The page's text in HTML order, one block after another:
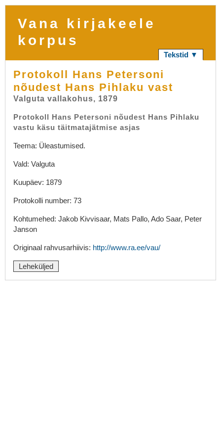
Vana kirjakeele
korpus
Tekstid ▼
Protokoll Hans Petersoni
nõudest Hans Pihlaku vast
Valguta vallakohus, 1879
Protokoll Hans Petersoni nõudest Hans Pihlaku
vastu käsu täitmatajätmise asjas
Teema: Üleastumised.
Vald: Valguta
Kuupäev: 1879
Protokolli number: 73
Kohtumehed: Jakob Kivvisaar, Mats Pallo, Ado Saar, Peter
Janson
Originaal rahvusarhiivis: http://www.ra.ee/vau/
Leheküljed